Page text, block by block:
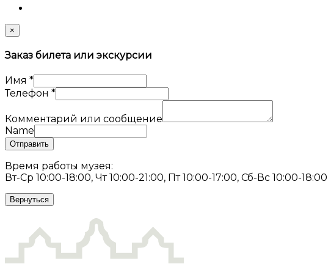
×
Заказ билета или экскурсии
Имя *
Телефон *
Комментарий или сообщение
Name
Отправить
Время работы музея:
Вт-Ср 10:00-18:00, Чт 10:00-21:00, Пт 10:00-17:00, Сб-Вс 10:00-18:00
Вернуться